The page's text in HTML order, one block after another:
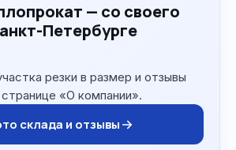
— со своего
Петербурге
резки в размер и отзывы
«О компании».
склада и отзывы